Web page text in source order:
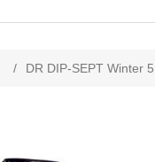
/ DR DIP-SEPT Winter